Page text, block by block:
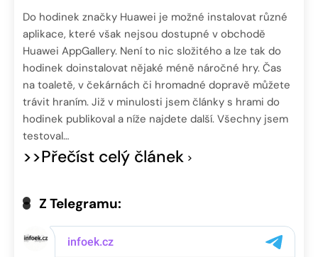
Do hodinek značky Huawei je možné instalovat různé
aplikace, které však nejsou dostupné v obchodě
Huawei AppGallery. Není to nic složitého a lze tak do
hodinek doinstalovat nějaké méně náročné hry. Čas
na toaletě, v čekárnách či hromadné dopravě můžete
trávit hraním. Již v minulosti jsem články s hrami do
hodinek publikoval a níže najdete další. Všechny jsem
testoval…
>>Přečíst celý článek
Z Telegramu: